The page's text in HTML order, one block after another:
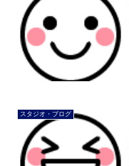
スタジオ・ブログ